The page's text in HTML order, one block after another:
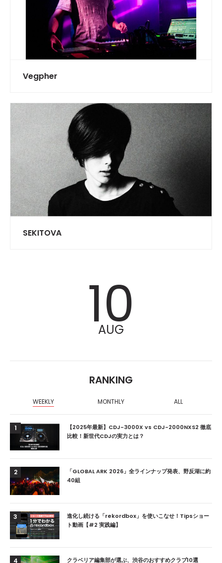
Vegpher
SEKITOVA
10
AUG
RANKING
WEEKLY MONTHLY ALL
1
【2025年最新】CDJ-3000X vs CDJ-2000NXS2 徹底
比較！新世代CDJの実力とは？
2
「GLOBAL ARK 2026」全ラインナップ発表、野反湖に約
40組
3
進化し続ける「rekordbox」を使いこなせ！Tipsショー
ト動画【#2 実践編】
4 クラベリア編集部が選ぶ、渋谷のおすすめクラブ10選